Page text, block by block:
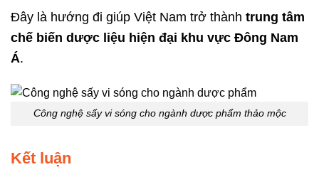
Đây là hướng đi giúp Việt Nam trở thành trung tâm
chế biến dược liệu hiện đại khu vực Đông Nam
Á.
Công nghệ sấy vi sóng cho ngành dược phẩm thảo mộc
Kết luận